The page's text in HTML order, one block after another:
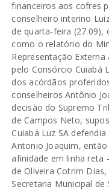
financeiros aos cofres
conselheiro interino
de quarta-feira
como o relatório do
Representação
pelo Consórcio Cuiabá
dos acórdãos
conselheiros Antônio
decisão do Supremo
de Campos Neto,
Cuiabá Luz SA
Antonio Joaquim,
afinidade em linha reta
de Oliveira Cotrim
Secretaria Municipal de